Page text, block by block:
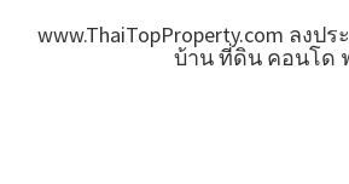
www.ThaiTopProperty.com ลงป
บ้าน ที่ดิน คอนโด